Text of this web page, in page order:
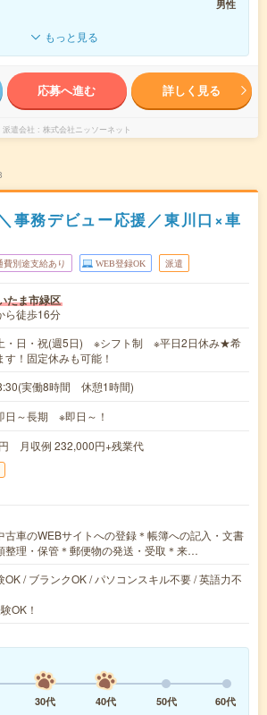
男性
もっと見る
応募へ進む 詳しく見る
派遣会社 株式会社ニッソーネット
事務デビュー応援／東川口×車
費別途支給あり WEB登録OK 派遣
たま市緑区
ら徒歩16分
・日・祝(週5日) ※シフト制 ※平日2日休み★希
す！固定休みも可能！
実働8時間 休憩1時間)
日～長期 ※即日～！
月収例 232,000円+残業代
古車のWEBサイトへの登録＊帳簿への記入・文書
整理・保管＊郵便物の発送・受取＊来…
OK / ブランクOK / パソコンスキル不要 / 英語力不
OK！
30代 40代 50代
60代